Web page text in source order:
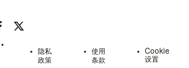
隐私
政策
使用
条款
Cookie
设置